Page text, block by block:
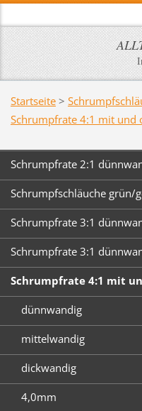
Startseite >
Schrumpfrate 4:1 mit und
Schrumpfrate 2:1
Schrumpfschläuche grün/
Schrumpfrate 3:1
Schrumpfrate 3:1
Schrumpfrate 4:1 mit
dünnwandig
mittelwandig
dickwandig
4,0mm